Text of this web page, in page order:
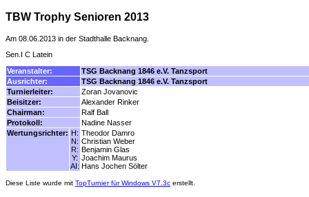
TBW Trophy Senioren 2013
Am 08.06.2013 in der Stadthalle Backnang.
Sen.I C Latein
Veranstalter:
TSG Backnang 1846 e.V. Tanzsport
Ausrichter:
TSG Backnang 1846 e.V. Tanzsport
Turnierleiter:
Zoran Jovanovic
Beisitzer:
Alexander Rinker
Chairman:
Ralf Ball
Protokoll:
Nadine Nasser
Wertungsrichter: H:
N:
R:
Y:
AI:
Theodor Damro
Christian Weber
Benjamin Glas
Joachim Maurus
Hans Jochen Sölter
Diese Liste wurde mit TopTurnier für Windows V7.3c erstellt.